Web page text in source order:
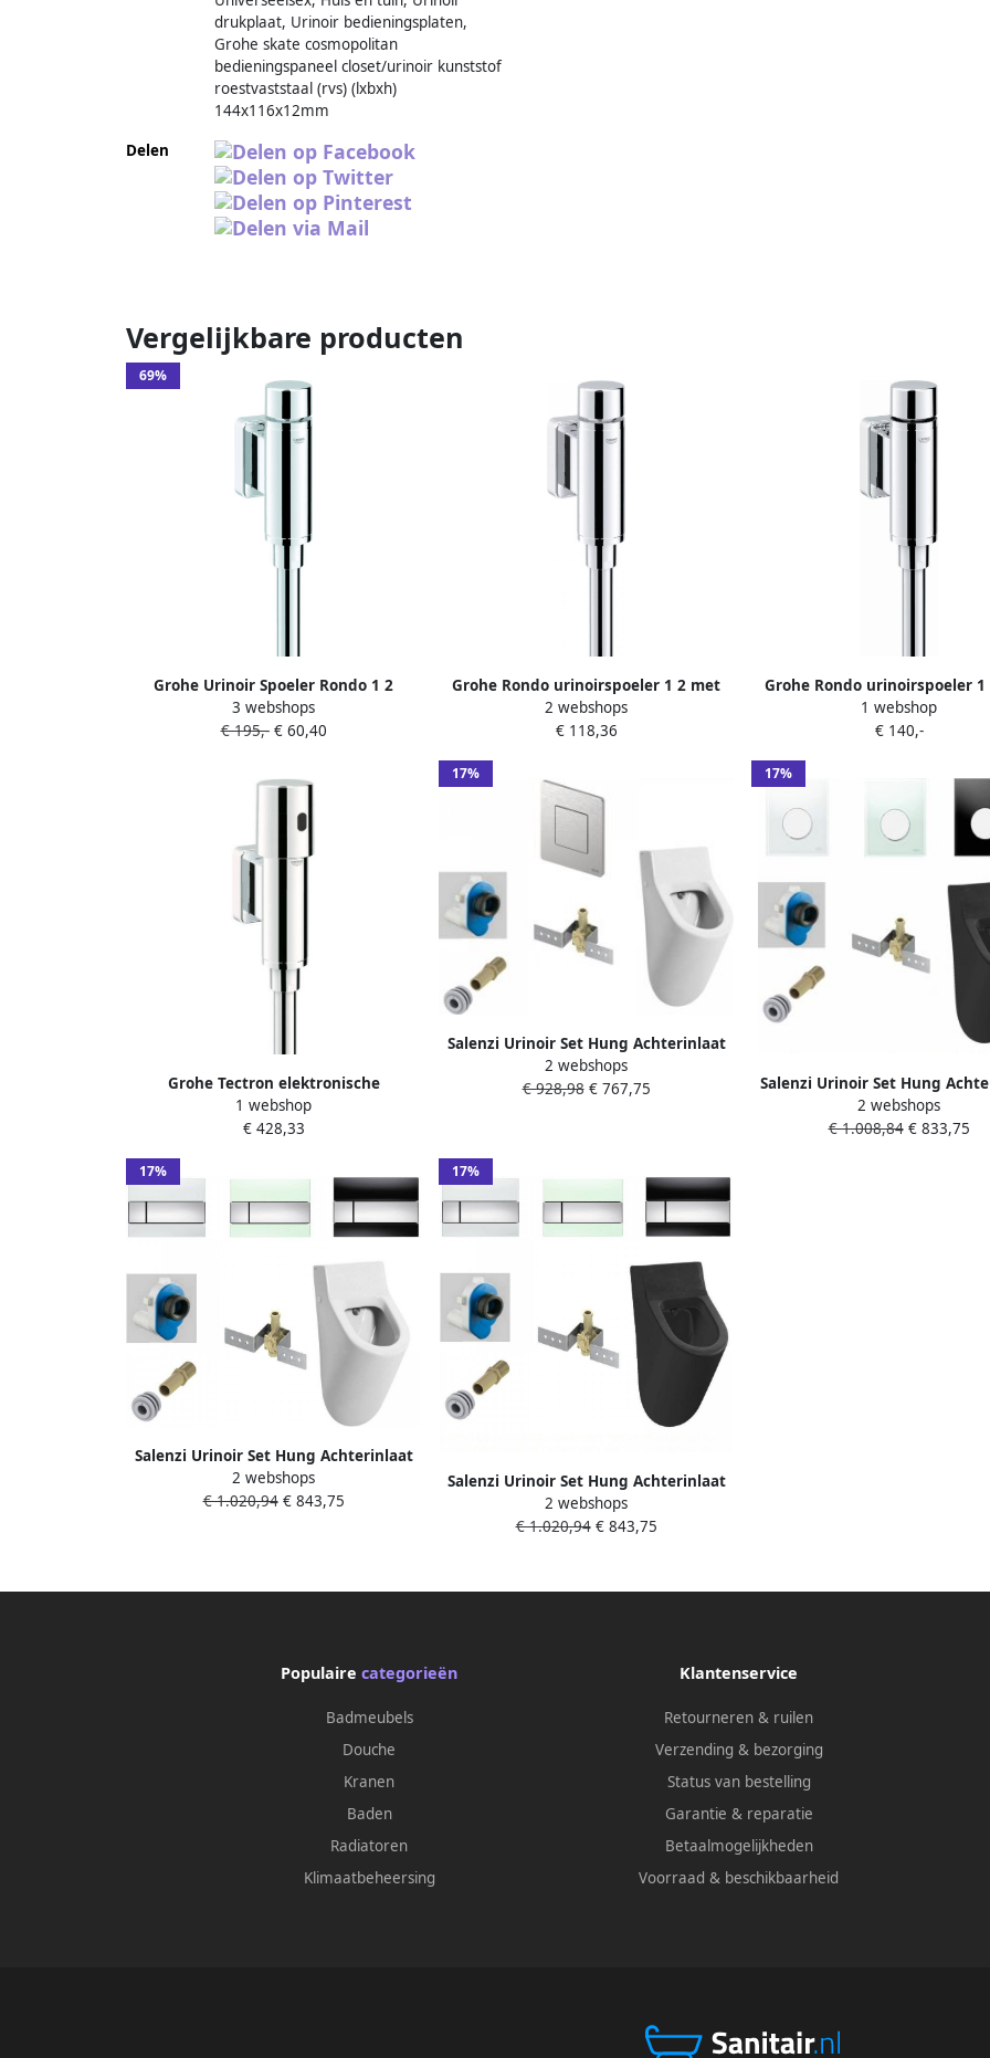
drukplaat, Urinoir bedieningsplaten,
Grohe skate cosmopolitan
bedieningspaneel closet/urinoir kunststof
roestvaststaal (rvs) (lxbxh)
144x116x12mm
Delen
Vergelijkbare producten
69%
Grohe Urinoir Spoeler Rondo 1 2
Zonder stopkraan met Spoelpijp en
Verbinder Chroom
3 webshops
€ 195,-€ 60,40
Grohe Rondo urinoirspoeler 1 2 met
stopkraan spoelpijp en verbinder
chroom 37339000
2 webshops
€ 118,36
Grohe Rondo urinoirspoeler
stopkraan spoelpijp en
vandaalremmen chroom
1 webshop
€ 140,-
Grohe Tectron elektronische
urinoirspoeler chroom hoogte 116mm
volumestroomklasse S(8.7 11.5 l min. )
1 webshop
€ 428,33
17%
Salenzi Urinoir Set Hung Achterinlaat
Mat Wit met TECE Solid Drukplaat
Metaal
2 webshops
€ 928,98€ 767,75
17%
Salenzi Urinoir Set Hung
Mat Zwart met TECE Loop
Glas Urinoirsetzwart-
2 webshops
€ 1.008,84€ 833,75
17%
Salenzi Urinoir Set Hung Achterinlaat
Mat Wit met TECE Square Drukplaat
Glas Urinoirset-tecsquareg
2 webshops
€ 1.020,94€ 843,75
17%
Salenzi Urinoir Set Hung Achterinlaat
Mat Zwart met TECE Square Drukplaat
Glas Urinoirsetzwart-tecsquareg
2 webshops
€ 1.020,94€ 843,75
Populaire categorieën
Badmeubels
Douche
Kranen
Baden
Radiatoren
Klimaatbeheersing
Klantenservice
Retourneren & ruilen
Verzending & bezorging
Status van bestelling
Garantie & reparatie
Betaalmogelijkheden
Voorraad & beschikbaarheid